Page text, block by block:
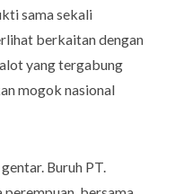
sama sekali
berkaitan dengan
yang tergabung
mogok nasional
Buruh PT.